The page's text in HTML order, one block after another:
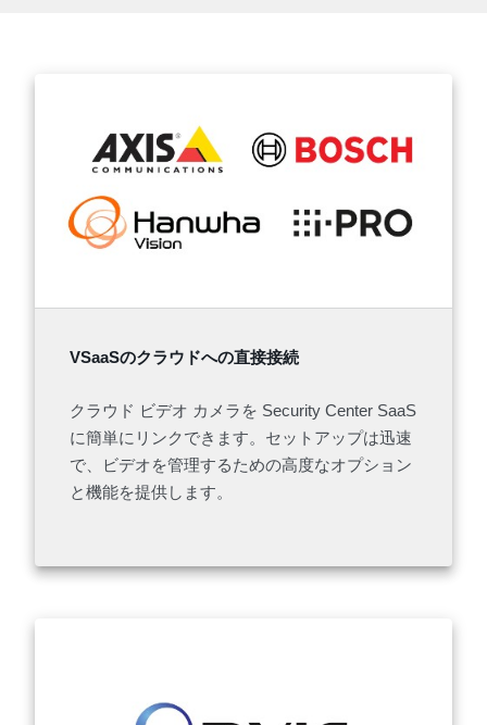
VSaaSのクラウドへの直接接続
クラウド ビデオ カメラを Security Center SaaS
に簡単にリンクできます。セットアップは迅速
で、ビデオを管理するための高度なオプション
と機能を提供します。